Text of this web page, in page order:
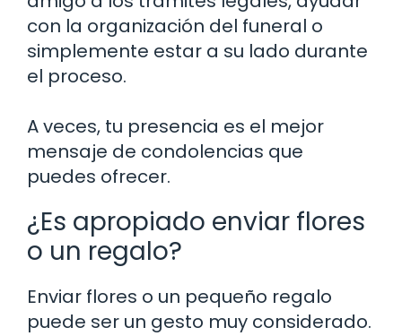
con la organización del funeral o
simplemente estar a su lado durante
el proceso.
A veces, tu presencia es el mejor
mensaje de condolencias que
puedes ofrecer.
¿Es apropiado enviar flores
o un regalo?
Enviar flores o un pequeño regalo
puede ser un gesto muy considerado.